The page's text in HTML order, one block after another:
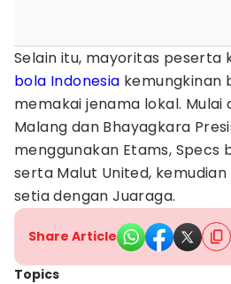
Selain itu, mayoritas
bola Indonesia kemungkinan
memakai jenama lokal. Mulai
Malang dan Bhayagkara
menggunakan Etams, Specs
serta Malut United, kemudian
setia dengan Juaraga.
Share Article
Topics